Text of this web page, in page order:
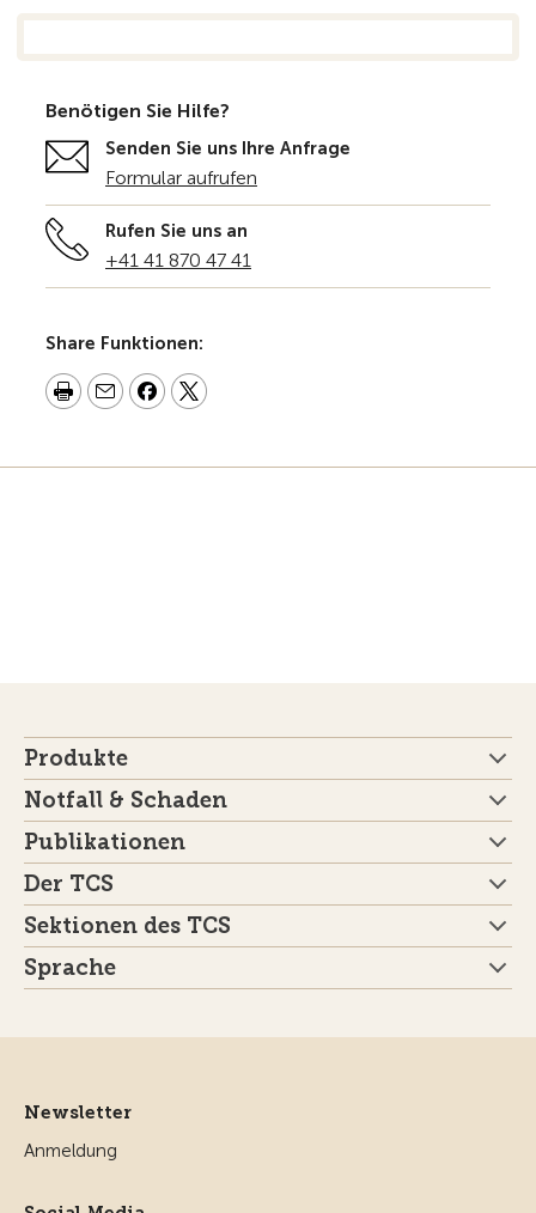
Benötigen Sie Hilfe?
Senden Sie uns Ihre Anfrage
Formular aufrufen
Rufen Sie uns an
+41 41 870 47 41
Share Funktionen:
Produkte
Notfall & Schaden
Publikationen
Der TCS
Sektionen des TCS
Sprache
Newsletter
Anmeldung